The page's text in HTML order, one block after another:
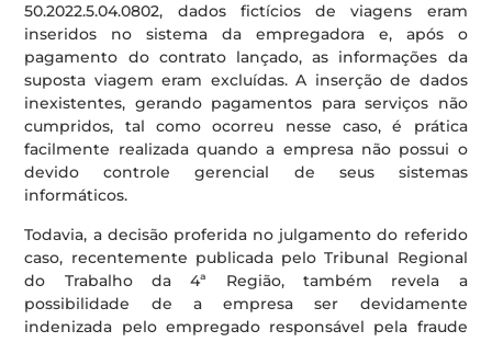
50.2022.5.04.0802, dados fictícios de viagens eram
inseridos no sistema da empregadora e, após o
pagamento do contrato lançado, as informações da
suposta viagem eram excluídas. A inserção de dados
inexistentes, gerando pagamentos para serviços não
cumpridos, tal como ocorreu nesse caso, é prática
facilmente realizada quando a empresa não possui o
devido controle gerencial de seus sistemas
informáticos.
Todavia, a decisão proferida no julgamento do referido
caso, recentemente publicada pelo Tribunal Regional
do Trabalho da 4ª Região, também revela a
possibilidade de a empresa ser devidamente
indenizada pelo empregado responsável pela fraude